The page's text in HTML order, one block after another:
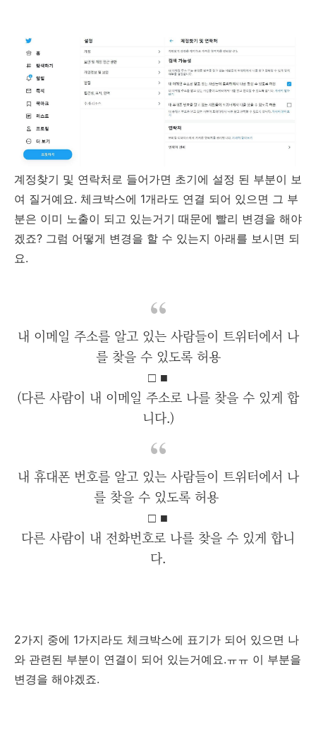
계정찾기 및 연락처로 들어가면 초기에 설정 된 부분이 보
여 질거예요. 체크박스에 1개라도 연결 되어 있으면 그 부
분은 이미 노출이 되고 있는거기 때문에 빨리 변경을 해야
겠죠? 그럼 어떻게 변경을 할 수 있는지 아래를 보시면 되
요.
내 이메일 주소를 알고 있는 사람들이 트위터에서 나
를 찾을 수 있도록 허용
□ ■
(다른 사람이 내 이메일 주소로 나를 찾을 수 있게 합
니다.)
내 휴대폰 번호를 알고 있는 사람들이 트위터에서 나
를 찾을 수 있도록 허용
□ ■
다른 사람이 내 전화번호로 나를 찾을 수 있게 합니
다.
2가지 중에 1가지라도 체크박스에 표기가 되어 있으면 나
와 관련된 부분이 연결이 되어 있는거예요.ㅠㅠ 이 부분을
변경을 해야겠죠.